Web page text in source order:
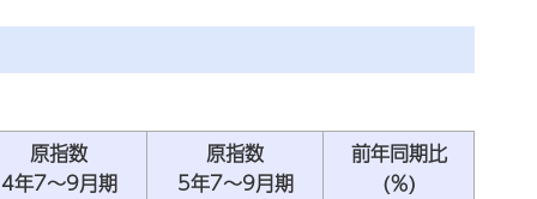
原指数
4年7～9月期
原指数
5年7～9月期
前年同期比
(％)